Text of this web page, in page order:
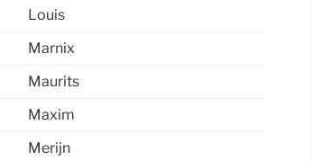
Louis
Marnix
Maurits
Maxim
Merijn